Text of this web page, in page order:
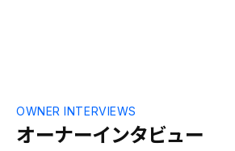
オーナーインタビュー
OWNER INTERVIEWS